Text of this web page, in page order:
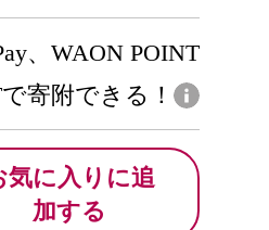
、WAON POINT
寄附できる！
気に入りに追
加する